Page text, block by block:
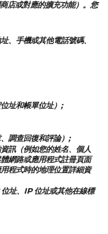
店或對應的擴充功能）。您
、手機或其他電話號碼、
址和帳單位址）;
調查回復和評論）;
訊（例如您的姓名、個人
網路或應用程式註冊頁面
程式時的地理位置詳細資
址、IP 位址或其他在線標